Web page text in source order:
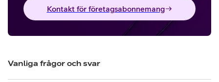
Kontakt för företagsabonnemang
Vanliga frågor och svar